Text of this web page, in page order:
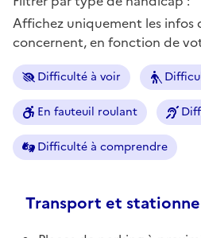
Affichez uniquement les infos
concernent, en fonction de
Difficulté à voir
En fauteuil roulant
Difficulté à comprendre
Transport et